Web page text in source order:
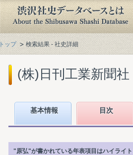
トップ 検索結果 - 社史詳細
(株)日刊工業新聞
基本情報 目次
"原弘"が書かれている年表項目はハイライト